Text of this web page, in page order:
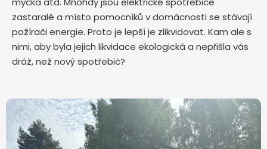
zastaralé a místo pomocníků v domácnosti se stávají
požírači energie. Proto je lepší je zlikvidovat. Kam ale s
nimi, aby byla jejich likvidace ekologická a nepřišla vás
dráž, než nový spotřebič?